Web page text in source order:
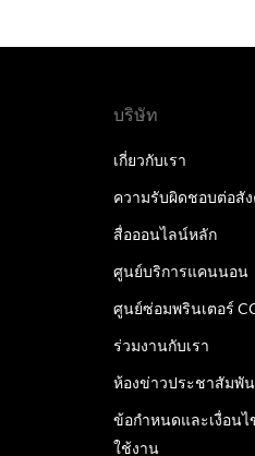
บริษัท
เกี่ยวกับเรา
ความรับผิดชอบต่อสั
สื่อออนไลน์หลัก
ศูนย์บริการแคนนอน
ศูนย์ซ่อมพรินเตอร์
ร่วมงานกับเรา
ห้องข่าวประชาสัมพั
ข้อกำหนดและเงื่อนไ
ใช้งาน